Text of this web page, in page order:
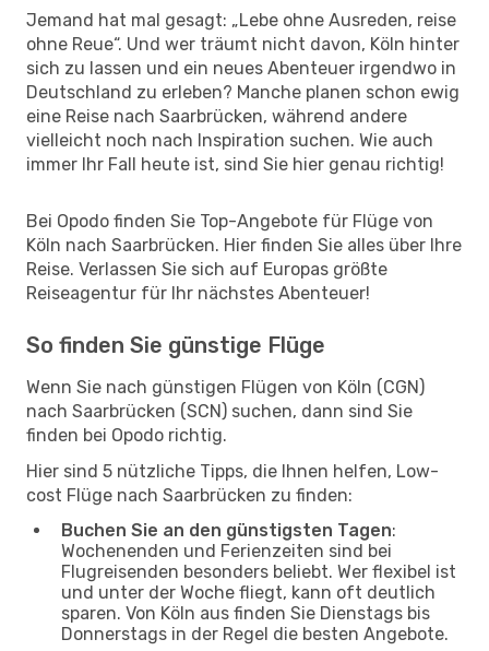
Jemand hat mal gesagt: „Lebe ohne Ausreden, reise
ohne Reue“. Und wer träumt nicht davon, Köln hinter
sich zu lassen und ein neues Abenteuer irgendwo in
Deutschland zu erleben? Manche planen schon ewig
eine Reise nach Saarbrücken, während andere
vielleicht noch nach Inspiration suchen. Wie auch
immer Ihr Fall heute ist, sind Sie hier genau richtig!
Bei Opodo finden Sie Top-Angebote für Flüge von
Köln nach Saarbrücken. Hier finden Sie alles über Ihre
Reise. Verlassen Sie sich auf Europas größte
Reiseagentur für Ihr nächstes Abenteuer!
So finden Sie günstige Flüge
Wenn Sie nach günstigen Flügen von Köln (CGN)
nach Saarbrücken (SCN) suchen, dann sind Sie
finden bei Opodo richtig.
Hier sind 5 nützliche Tipps, die Ihnen helfen, Low-
cost Flüge nach Saarbrücken zu finden:
Buchen Sie an den günstigsten Tagen:
Wochenenden und Ferienzeiten sind bei
Flugreisenden besonders beliebt. Wer flexibel ist
und unter der Woche fliegt, kann oft deutlich
sparen. Von Köln aus finden Sie Dienstags bis
Donnerstags in der Regel die besten Angebote.